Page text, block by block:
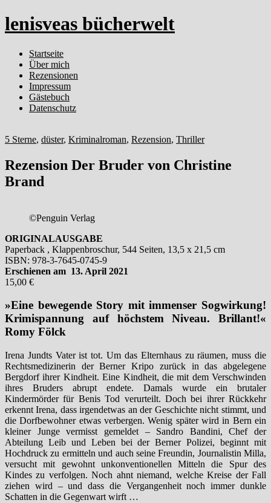
lenisveas bücherwelt
Startseite
Über mich
Rezensionen
Impressum
Gästebuch
Datenschutz
5 Sterne, düster, Kriminalroman, Rezension, Thriller
Rezension Der Bruder von Christine
Brand
©Penguin Verlag
ORIGINALAUSGABE
Paperback , Klappenbroschur, 544 Seiten, 13,5 x 21,5 cm
ISBN: 978-3-7645-0745-9
Erschienen am 13. April 2021
15,00 €
»Eine bewegende Story mit immenser Sogwirkung!
Krimispannung auf höchstem Niveau. Brillant!«
Romy Fölck
Irena Jundts Vater ist tot. Um das Elternhaus zu räumen, muss die
Rechtsmedizinerin der Berner Kripo zurück in das abgelegene
Bergdorf ihrer Kindheit. Eine Kindheit, die mit dem Verschwinden
ihres Bruders abrupt endete. Damals wurde ein brutaler
Kindermörder für Benis Tod verurteilt. Doch bei ihrer Rückkehr
erkennt Irena, dass irgendetwas an der Geschichte nicht stimmt, und
die Dorfbewohner etwas verbergen. Wenig später wird in Bern ein
kleiner Junge vermisst gemeldet – Sandro Bandini, Chef der
Abteilung Leib und Leben bei der Berner Polizei, beginnt mit
Hochdruck zu ermitteln und auch seine Freundin, Journalistin Milla,
versucht mit gewohnt unkonventionellen Mitteln die Spur des
Kindes zu verfolgen. Noch ahnt niemand, welche Kreise der Fall
ziehen wird – und dass die Vergangenheit noch immer dunkle
Schatten in die Gegenwart wirft …